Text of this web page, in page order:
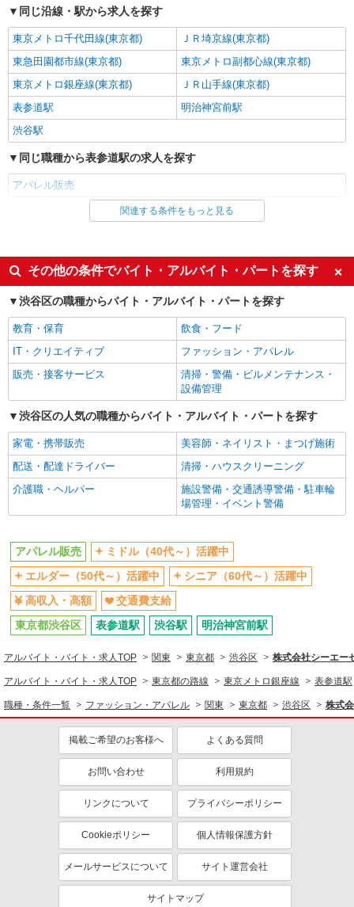
時給1500円 月収例）1,500円×8時間×22日＝
264,000円＋交通費＋残業代
150-0033東京都渋谷区猿楽町28－10 モードコ
スモス 10 28 代官山路面店
キープ 詳細を見る
派遣社員
アパレル販売
【月収例】1,550円×7時間30分×22日＝255,750円
＋残業代（時給×1.25倍）※スキルにより異なりま
恵比寿南1丁目5－5 アトレ恵比寿 5F
キープ 詳細を見る
株式会社シーエーセールススタッフ/tkNS37780a
時給1500円〜1600円 ※経験・能力による 月
収例 1,600円×7.5時間×21日＝252,000円＋残業
代（時給×1.25倍/1分単位）＋交通費全額
150-0001東京都渋谷区神宮前5-2-5 JY表参道ビ
キープ
同じ沿線・駅から求人を探す
東京メトロ千代田線(東京都)
ＪＲ埼京線(東京都)
東急田園都市線(東京都)
東京メトロ副都心線(東京都)
東京メトロ銀座線(東京都)
ＪＲ山手線(東京都)
表参道駅
明治神宮前駅
渋谷駅
同じ職種から表参道駅の求人を探す
アパレル販売
同じ雇用形態から表参道駅の求人を探す
同じ特徴から表参道駅の求人を探す
ミドル（40代～）活躍中
エルダー（50代～）活躍中
シニア（60代～）活躍中
高収入・高額
交通費支給
同じ職種から求人を探す
ファッション・アパレル
アパレル販売
同じ特徴から求人を探す
ミドル（40代～）活躍中 交通費支給
関連する条件をもっと見る
その他の条件でバイト・アルバイト・パートを探す
渋谷区の職種からバイト・アルバイト・パートを探す
教育・保育
飲食・フード
IT・クリエイティブ
ファッション・アパレル
販売・接客サービス
清掃・警備・ビルメンテナンス・
設備管理
渋谷区の人気の職種からバイト・アルバイト・パートを探す
家電・携帯販売
美容師・ネイリスト・まつげ施術
配送・配達ドライバー
清掃・ハウスクリーニング
介護職・ヘルパー
施設警備・交通誘導警備・駐車輪
場管理・イベント警備
アパレル販売
ミドル（40代～）活躍中
エルダー（50代～）活躍中
シニア（60代～）活躍中
高収入・高額
交通費支給
東京都渋谷区
表参道駅 渋谷駅 明治神宮前駅
アルバイト・バイト・求人TOP 関東 東京都 渋谷区 株式会社シーエー
アルバイト・バイト・求人TOP 東京都の路線 東京メトロ銀座線 表参道駅
職種・条件一覧 ファッション・アパレル 関東 東京都 渋谷区 株式
掲載ご希望のお客様へ よくある質問
お問い合わせ 利用規約
リンクについて プライバシーポリシー
Cookieポリシー 個人情報保護方針
メールサービスについて サイト運営会社
サイトマップ